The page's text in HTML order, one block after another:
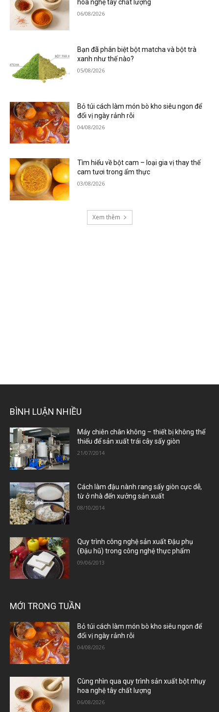
hoa nghệ tây chất lượng
06/08/2026
Bạn đã phân biệt bột matcha và bột trà
xanh như thế nào?
05/08/2026
Bỏ túi cách làm món bò kho siêu ngon để
đổi vị ngày rảnh rỗi
04/08/2026
Tìm hiểu về bột cam – loại gia vị thay thế
cam tươi trong ẩm thực
03/08/2026
Xem thêm
BÌNH LUẬN NHIỀU
Máy chiên chân không – thiết bị không thể
thiếu để sản xuất trái cây sấy giòn
21/07/2014
Cách làm đậu nành rang sấy giòn cực dễ,
từ ở nhà đến xưởng sản xuất
08/10/2014
Quy trình công nghệ sản xuất Đậu phụ
(Đậu hũ) trong công nghệ thực phẩm
09/06/2013
MỚI TRONG TUẦN
Bỏ túi cách làm món bò kho siêu ngon để
đổi vị ngày rảnh rỗi
04/08/2026
Cùng nhìn qua quy trình sản xuất bột nhụy
hoa nghệ tây chất lượng
06/08/2026